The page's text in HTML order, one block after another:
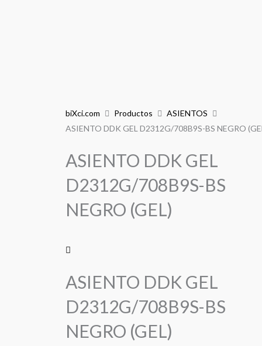
biXci.com Productos
ASIENTOS
ASIENTO DDK GEL D2312G/708B9S-BS NEGRO
ASIENTO DDK GEL
D2312G/708B9S-BS
NEGRO (GEL)
ASIENTO DDK GEL
D2312G/708B9S-BS
NEGRO (GEL)